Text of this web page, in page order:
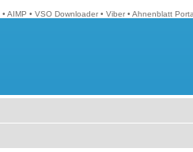
• AIMP • VSO Downloader • Viber • Ahnenblatt